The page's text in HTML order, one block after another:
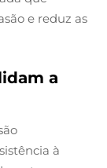
e reduz as
a
à